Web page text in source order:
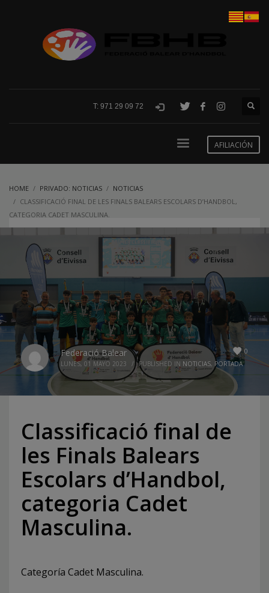
T: 971 29 09 72
AFILIACIÓN
HOME PRIVADO: NOTICIAS
NOTICIAS
CLASSIFICACIÓ FINAL DE LES FINALS BALEARS ESCOLARS D’HANDBOL,
CATEGORIA CADET MASCULINA.
0
Federació Balear
LUNES, 01 MAYO 2023 / PUBLISHED IN NOTICIAS, PORTADA
Classificació final de
les Finals Balears
Escolars d’Handbol,
categoria Cadet
Masculina.
Categoría Cadet Masculina.